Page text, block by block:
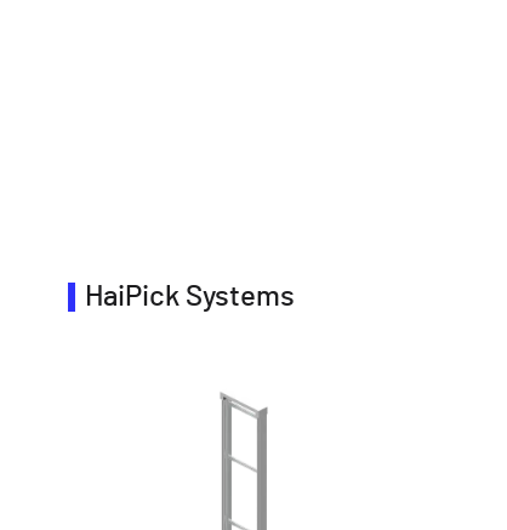
HaiPick Systems